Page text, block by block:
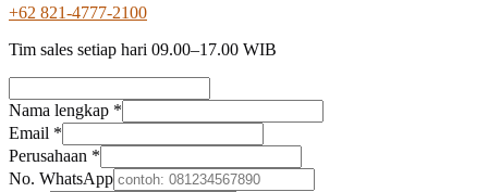
+62 821-4777-2100
Tim sales setiap hari 09.00–17.00 WIB
Nama lengkap *
Email *
Perusahaan *
No. WhatsApp